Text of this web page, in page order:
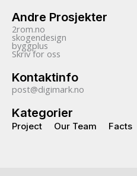
Andre Prosjekter
2rom.no
skogendesign
byggplus
Skriv for oss
Kontaktinfo
post@digimark.no
Kategorier
Project Our Team Facts